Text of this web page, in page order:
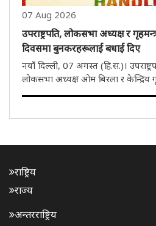
07 Aug 2026
उपराष्ट्रपति, लोकसभा अध्यक्ष र
दिवसमा बुनकरहरूलाई बधाई दिए
नयाँ दिल्ली, 07 अगस्त (हि.स.)।
लोकसभा अध्यक्ष ओम बिरला र केन्द्रिय
अमित शाह लगायत थुप्रै नेताहरूले
एक्सम..
राष्ट्रिय
राज्य
अन्तरराष्ट्रिय